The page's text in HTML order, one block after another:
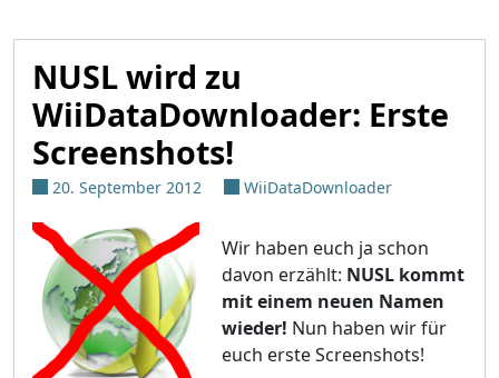
NUSL wird zu
WiiDataDownloader: Erste
Screenshots!
20. September 2012 WiiDataDownloader
Wir haben euch ja schon
davon erzählt: NUSL kommt
mit einem neuen Namen
wieder! Nun haben wir für
euch erste Screenshots!